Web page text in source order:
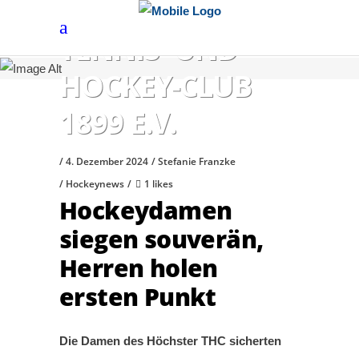
HÖCHSTER
TENNIS- UND
HOCKEY-CLUB
1899 E.V.
4. Dezember 2024
Stefanie Franzke
Hockeynews
1 likes
Hockeydamen
siegen souverän,
Herren holen
ersten Punkt
Die Damen des Höchster THC sicherten